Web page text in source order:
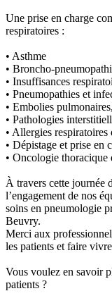
Une prise en charge
respiratoires :
• Asthme
• Broncho-
• Insuffisances
• Pneumopathies et
• Embolies
• Pathologies
• Allergies respiratoires
• Dépistage et prise en
• Oncologie
À travers cette journée
l’engagement de nos
soins en pneumologie
Beuvry.
Merci aux
les patients et faire
Vous voulez en savoir
patients ?